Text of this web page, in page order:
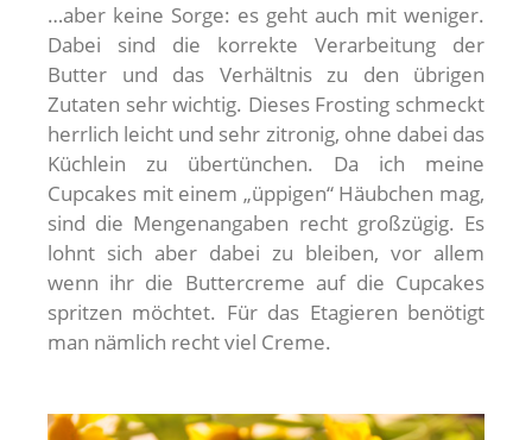
…aber keine Sorge: es geht auch mit weniger.
Dabei sind die korrekte Verarbeitung der
Butter und das Verhältnis zu den übrigen
Zutaten sehr wichtig. Dieses Frosting schmeckt
herrlich leicht und sehr zitronig, ohne dabei das
Küchlein zu übertünchen. Da ich meine
Cupcakes mit einem „üppigen“ Häubchen mag,
sind die Mengenangaben recht großzügig. Es
lohnt sich aber dabei zu bleiben, vor allem
wenn ihr die Buttercreme auf die Cupcakes
spritzen möchtet. Für das Etagieren benötigt
man nämlich recht viel Creme.